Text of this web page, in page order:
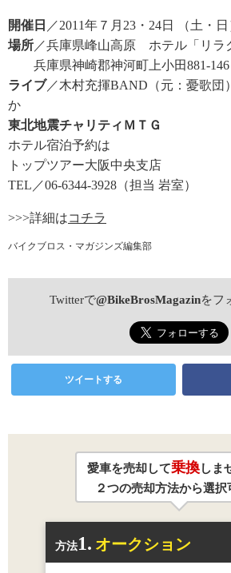
開催日 ／2011年７月23・24日 （土・
場所 ／兵庫県峰山高原 ホテル「リラ
兵庫県神崎郡神河町上小田881-146
ライブ／木村充揮BAND（元：憂歌団
か
東北地震チャリティＭＴＧ
ホテル宿泊予約は
トップツアー大阪中央支店
TEL／06-6344-3928（担当 岩室）
>>>詳細はコチラ
バイクブロス・マガジンズ編集部
Twitterで@BikeBrosMagazinをフ
ツイートする
愛車を売却して乗換しま
２つの売却方法から選択
方法1. オークション